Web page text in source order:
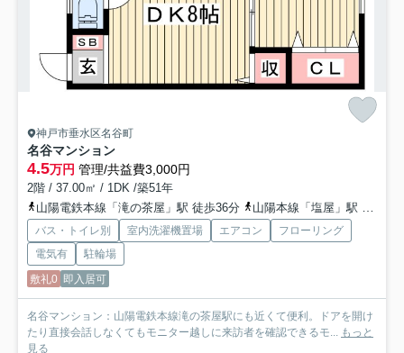
神戸市垂水区名谷町
名谷マンション
4.5万円 管理/共益費3,000円
2階 / 37.00㎡ / 1DK /築51年
山陽電鉄本線「滝の茶屋」駅 徒歩36分
山陽本線「塩屋」駅 徒歩42分
バス・トイレ別 室内洗濯機置場 エアコン
フローリング
電気有
駐輪場
敷礼0 即入居可
名谷マンション：山陽電鉄本線滝の茶屋駅にも近くて便利。ドアを開け
たり直接会話しなくてもモニター越しに来訪者を確認できるモ... もっと
見る